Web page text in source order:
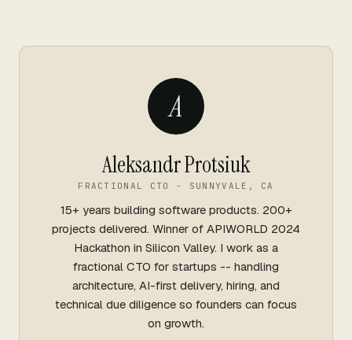
A
Aleksandr Protsiuk
FRACTIONAL CTO - SUNNYVALE, CA
15+ years building software products. 200+
projects delivered. Winner of APIWORLD 2024
Hackathon in Silicon Valley. I work as a
fractional CTO for startups -- handling
architecture, AI-first delivery, hiring, and
technical due diligence so founders can focus
on growth.